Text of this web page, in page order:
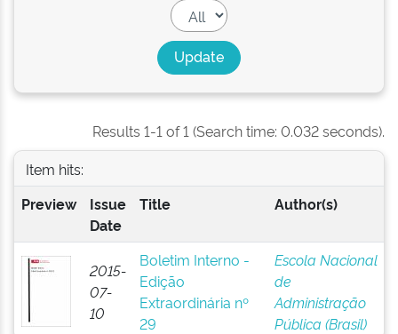
Results 1-1 of 1 (Search time: 0.032 seconds).
Item hits:
Preview
Issue
Date
Title Author(s)
2015-
07-
10
Boletim Interno -
Edição
Extraordinária nº
29
Escola Nacional
de
Administração
Pública (Brasil)